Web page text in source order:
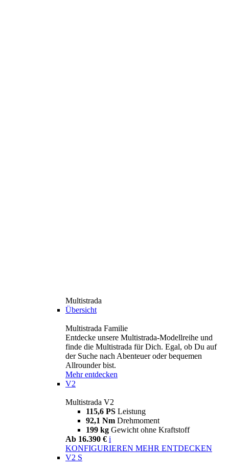
Multistrada
Übersicht
Multistrada Familie
Entdecke unsere Multistrada-Modellreihe und
finde die Multistrada für Dich. Egal, ob Du auf
der Suche nach Abenteuer oder bequemen
Allrounder bist.
Mehr entdecken
V2
Multistrada V2
115,6 PS Leistung
92,1 Nm Drehmoment
199 kg Gewicht ohne Kraftstoff
Ab 16.390 € i
KONFIGURIEREN MEHR ENTDECKEN
V2 S